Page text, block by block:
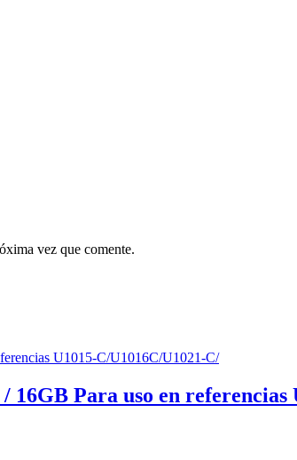
vez que comente.
Para uso en referencias